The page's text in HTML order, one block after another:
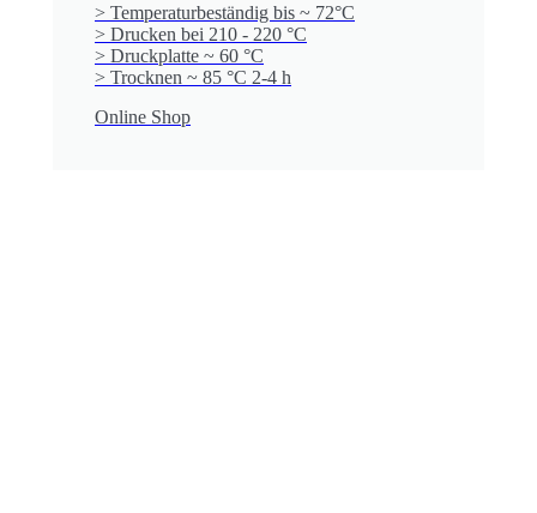
> Temperaturbeständig bis ~ 72°C
> Drucken bei 210 - 220 °C
> Druckplatte ~ 60 °C
> Trocknen ~ 85 °C 2-4 h
Online Shop